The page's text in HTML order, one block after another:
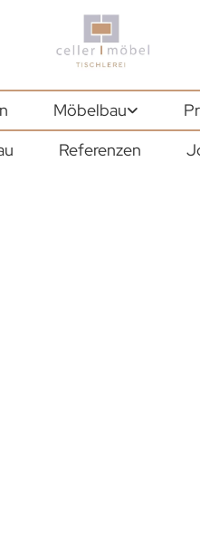
Möbelbau
Referenzen